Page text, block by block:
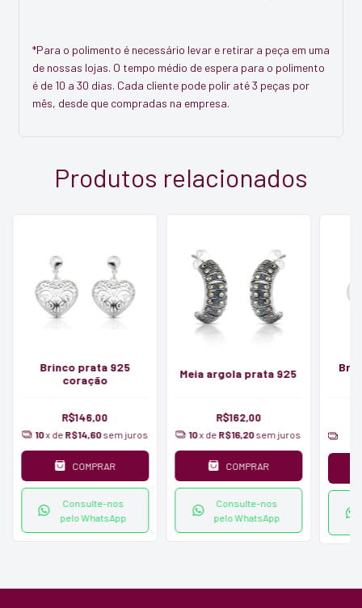
*Para o polimento é necessário levar e retirar a peça em uma
de nossas lojas. O tempo médio de espera para o polimento
é de 10 a 30 dias. Cada cliente pode polir até 3 peças por
mês, desde que compradas na empresa.
Produtos relacionados
Brinco prata 925
coração
R$146,00
10x de R$14,60 sem juros
COMPRAR
Consulte-nos
pelo WhatsApp
Meia argola prata 925
R$162,00
10x de R$16,20sem juros
COMPRAR
Consulte-nos
pelo WhatsApp